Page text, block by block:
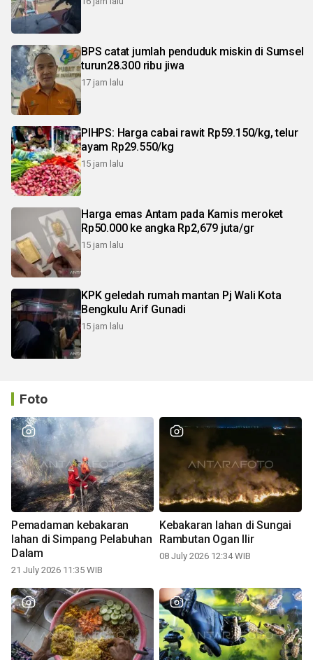
BPS catat jumlah penduduk miskin di Sumsel
turun28.300 ribu jiwa
17 jam lalu
PIHPS: Harga cabai rawit Rp59.150/kg, telur
ayam Rp29.550/kg
15 jam lalu
Harga emas Antam pada Kamis meroket
Rp50.000 ke angka Rp2,679 juta/gr
15 jam lalu
KPK geledah rumah mantan Pj Wali Kota
Bengkulu Arif Gunadi
15 jam lalu
Foto
Pemadaman kebakaran
lahan di Simpang Pelabuhan
Dalam
21 July 2026 11:35 WIB
Kebakaran lahan di Sungai
Rambutan Ogan Ilir
08 July 2026 12:34 WIB